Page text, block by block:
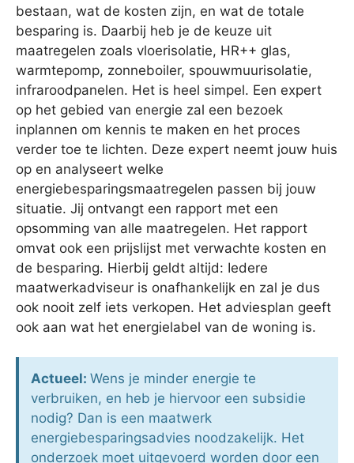
bestaan, wat de kosten zijn, en wat de totale
besparing is. Daarbij heb je de keuze uit
maatregelen zoals vloerisolatie, HR++ glas,
warmtepomp, zonneboiler, spouwmuurisolatie,
infraroodpanelen. Het is heel simpel. Een expert
op het gebied van energie zal een bezoek
inplannen om kennis te maken en het proces
verder toe te lichten. Deze expert neemt jouw huis
op en analyseert welke
energiebesparingsmaatregelen passen bij jouw
situatie. Jij ontvangt een rapport met een
opsomming van alle maatregelen. Het rapport
omvat ook een prijslijst met verwachte kosten en
de besparing. Hierbij geldt altijd: Iedere
maatwerkadviseur is onafhankelijk en zal je dus
ook nooit zelf iets verkopen. Het adviesplan geeft
ook aan wat het energielabel van de woning is.
Actueel: Wens je minder energie te
verbruiken, en heb je hiervoor een subsidie
nodig? Dan is een maatwerk
energiebesparingsadvies noodzakelijk. Het
onderzoek moet uitgevoerd worden door een